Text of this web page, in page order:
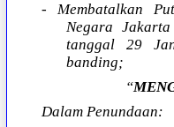
- Membatalkan
Negara Jakarta
tanggal 29
banding;
“
Dalam Penundaan: